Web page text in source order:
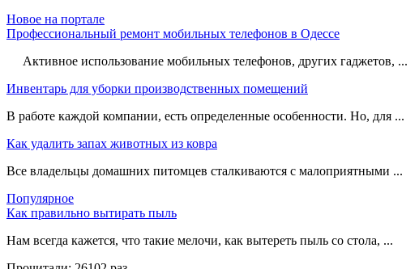
Новое на портале
Профессиональный ремонт мобильных телефонов в Одессе
Активное использование мобильных телефонов, других гаджетов, ...
Инвентарь для уборки производственных помещений
В работе каждой компании, есть определенные особенности. Но, для ...
Как удалить запах животных из ковра
Все владельцы домашних питомцев сталкиваются с малоприятными ...
Популярное
Как правильно вытирать пыль
Нам всегда кажется, что такие мелочи, как вытереть пыль со стола, ...